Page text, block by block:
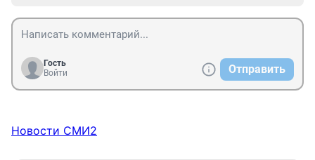
Гость
Войти
Отправить
Новости СМИ2